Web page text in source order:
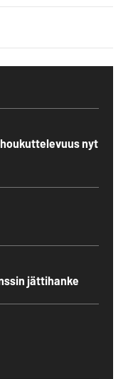
nyt
jättihanke